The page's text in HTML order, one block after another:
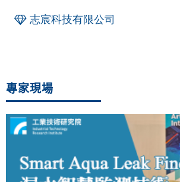
志宸科技有限公司
專家現場